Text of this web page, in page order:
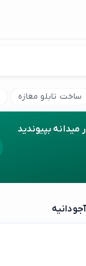
ساخت تابلو مغازه
بپیوندید